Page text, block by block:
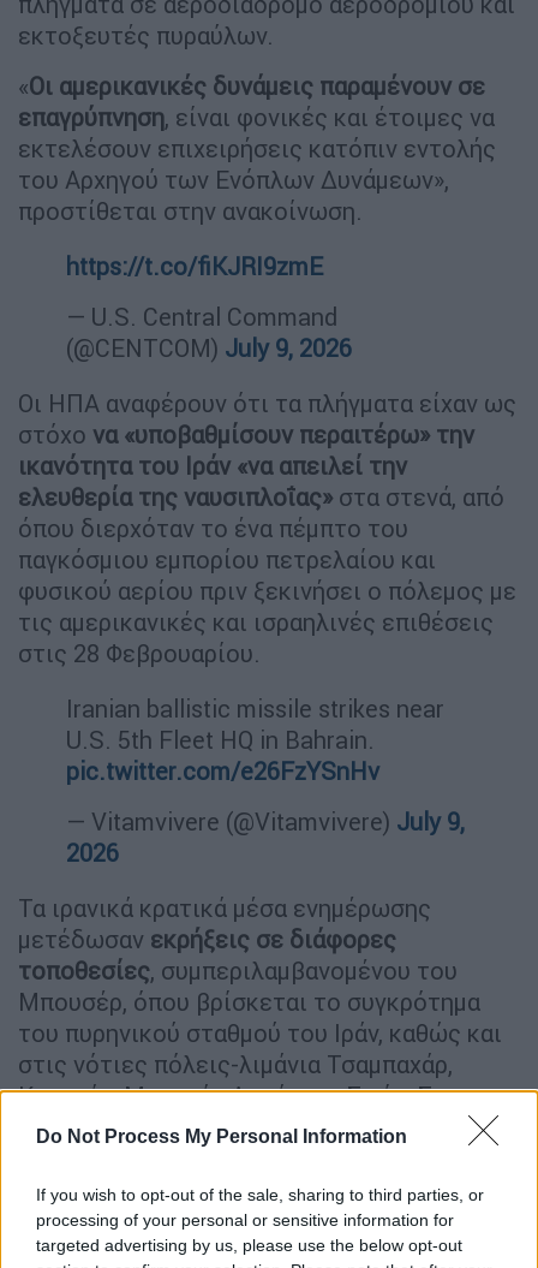
Do Not Process My Personal Information
If you wish to opt-out of the sale, sharing to third parties, or
processing of your personal or sensitive information for
targeted advertising by us, please use the below opt-out
εκτοξευτές πυραύλων.
«Οι αμερικανικές δυνάμεις παραμένουν σε
επαγρύπνηση, είναι φονικές και έτοιμες να
εκτελέσουν επιχειρήσεις κατόπιν εντολής
του Αρχηγού των Ενόπλων Δυνάμεων»,
προστίθεται στην ανακοίνωση.
https://t.co/fiKJRI9zmE
— U.S. Central Command
(@CENTCOM) July 9, 2026
Οι ΗΠΑ αναφέρουν ότι τα πλήγματα είχαν ως
στόχο να «υποβαθμίσουν περαιτέρω» την
ικανότητα του Ιράν «να απειλεί την
ελευθερία της ναυσιπλοΐας» στα στενά, από
όπου διερχόταν το ένα πέμπτο του
παγκόσμιου εμπορίου πετρελαίου και
φυσικού αερίου πριν ξεκινήσει ο πόλεμος με
τις αμερικανικές και ισραηλινές επιθέσεις
στις 28 Φεβρουαρίου.
Iranian ballistic missile strikes near
U.S. 5th Fleet HQ in Bahrain.
pic.twitter.com/e26FzYSnHv
— Vitamvivere (@Vitamvivere) July 9,
2026
Τα ιρανικά κρατικά μέσα ενημέρωσης
μετέδωσαν εκρήξεις σε διάφορες
τοποθεσίες, συμπεριλαμβανομένου του
Μπουσέρ, όπου βρίσκεται το συγκρότημα
του πυρηνικού σταθμού του Ιράν, καθώς και
στις νότιες πόλεις-λιμάνια Τσαμπαχάρ,
Κοναράκ, Μπαντάρ Αμπάς και Σιρίκ. Στο
Ιρανσάχρ, οι αρχές δήλωσαν ότι από πλήγμα
αεροδρόμιο.
Για πρώτη φορά από τον Απρίλιο, όπως